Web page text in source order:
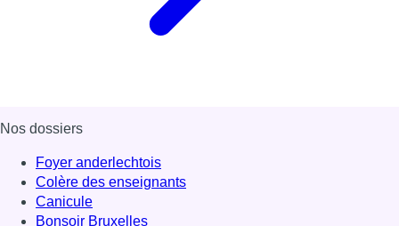
Nos dossiers
Foyer anderlechtois
Colère des enseignants
Canicule
Bonsoir Bruxelles